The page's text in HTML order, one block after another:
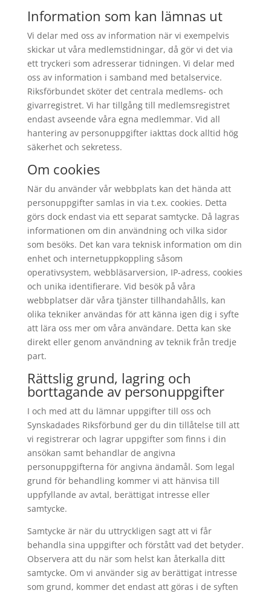
Information som kan lämnas ut
Vi delar med oss av information när vi exempelvis
skickar ut våra medlemstidningar, då gör vi det via
ett tryckeri som adresserar tidningen. Vi delar med
oss av information i samband med betalservice.
Riksförbundet sköter det centrala medlems- och
givarregistret. Vi har tillgång till medlemsregistret
endast avseende våra egna medlemmar. Vid all
hantering av personuppgifter iakttas dock alltid hög
säkerhet och sekretess.
Om cookies
När du använder vår webbplats kan det hända att
personuppgifter samlas in via t.ex. cookies. Detta
görs dock endast via ett separat samtycke. Då lagras
informationen om din användning och vilka sidor
som besöks. Det kan vara teknisk information om din
enhet och internetuppkoppling såsom
operativsystem, webbläsarversion, IP-adress, cookies
och unika identifierare. Vid besök på våra
webbplatser där våra tjänster tillhandahålls, kan
olika tekniker användas för att känna igen dig i syfte
att lära oss mer om våra användare. Detta kan ske
direkt eller genom användning av teknik från tredje
part.
Rättslig grund, lagring och
borttagande av personuppgifter
I och med att du lämnar uppgifter till oss och
Synskadades Riksförbund ger du din tillåtelse till att
vi registrerar och lagrar uppgifter som finns i din
ansökan samt behandlar de angivna
personuppgifterna för angivna ändamål. Som legal
grund för behandling kommer vi att hänvisa till
uppfyllande av avtal, berättigat intresse eller
samtycke.
Samtycke är när du uttryckligen sagt att vi får
behandla sina uppgifter och förstått vad det betyder.
Observera att du när som helst kan återkalla ditt
samtycke. Om vi använder sig av berättigat intresse
som grund, kommer det endast att göras i de syften